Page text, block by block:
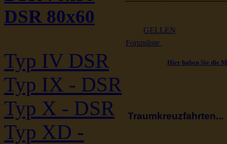
DSR 80x60
Typ IV DSR
Typ IX - DSR
Typ X - DSR
Typ XD -
GELLEN
Forumliste
Hier haben Sie die
Traumkreuzfahrten...